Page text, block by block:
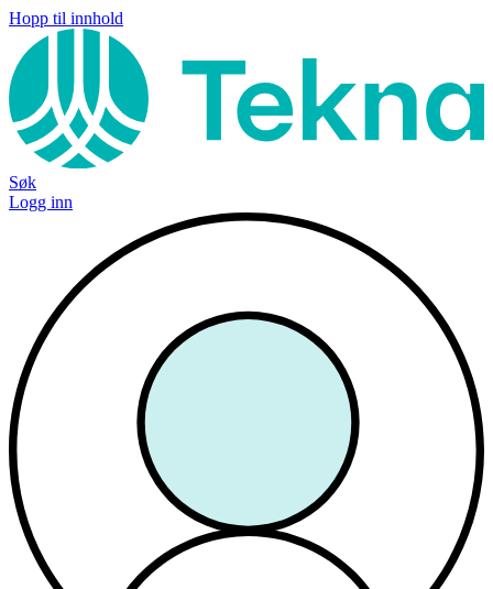
Hopp til innhold
Søk
Logg inn